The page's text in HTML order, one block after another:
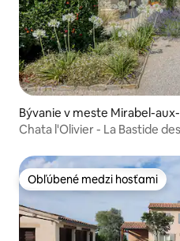
Bývanie v meste Mirabel-
Chata l'Olivier - La Bastide
Obľúbené medzi hosťami
Obľúbené medzi hosťami